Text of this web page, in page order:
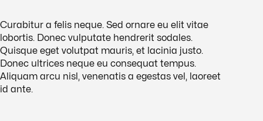
Curabitur a felis neque. Sed ornare eu elit vitae
lobortis. Donec vulputate hendrerit sodales.
Quisque eget volutpat mauris, et lacinia justo.
Donec ultrices neque eu consequat tempus.
Aliquam arcu nisl, venenatis a egestas vel, laoreet
id ante.